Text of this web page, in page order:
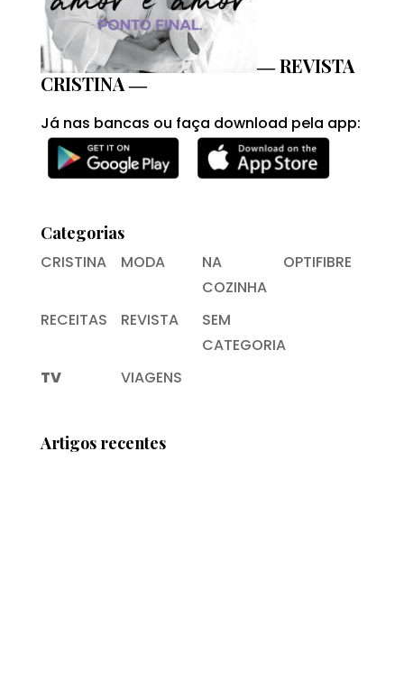
― REVISTA
CRISTINA ―
Já nas bancas ou faça download pela app:
Categorias
CRISTINA MODA
NA
COZINHA
OPTIFIBRE
RECEITAS REVISTA
SEM
CATEGORIA
TV
VIAGENS
Artigos recentes